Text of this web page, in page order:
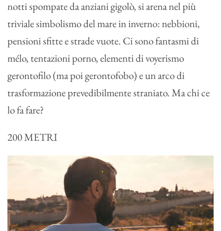
notti spompate da anziani gigolò, si arena nel più
triviale simbolismo del mare in inverno: nebbioni,
pensioni sfitte e strade vuote. Ci sono fantasmi di
mélo, tentazioni porno, elementi di voyerismo
gerontofilo (ma poi gerontofobo) e un arco di
trasformazione prevedibilmente straniato. Ma chi ce
lo fa fare?
200 METRI